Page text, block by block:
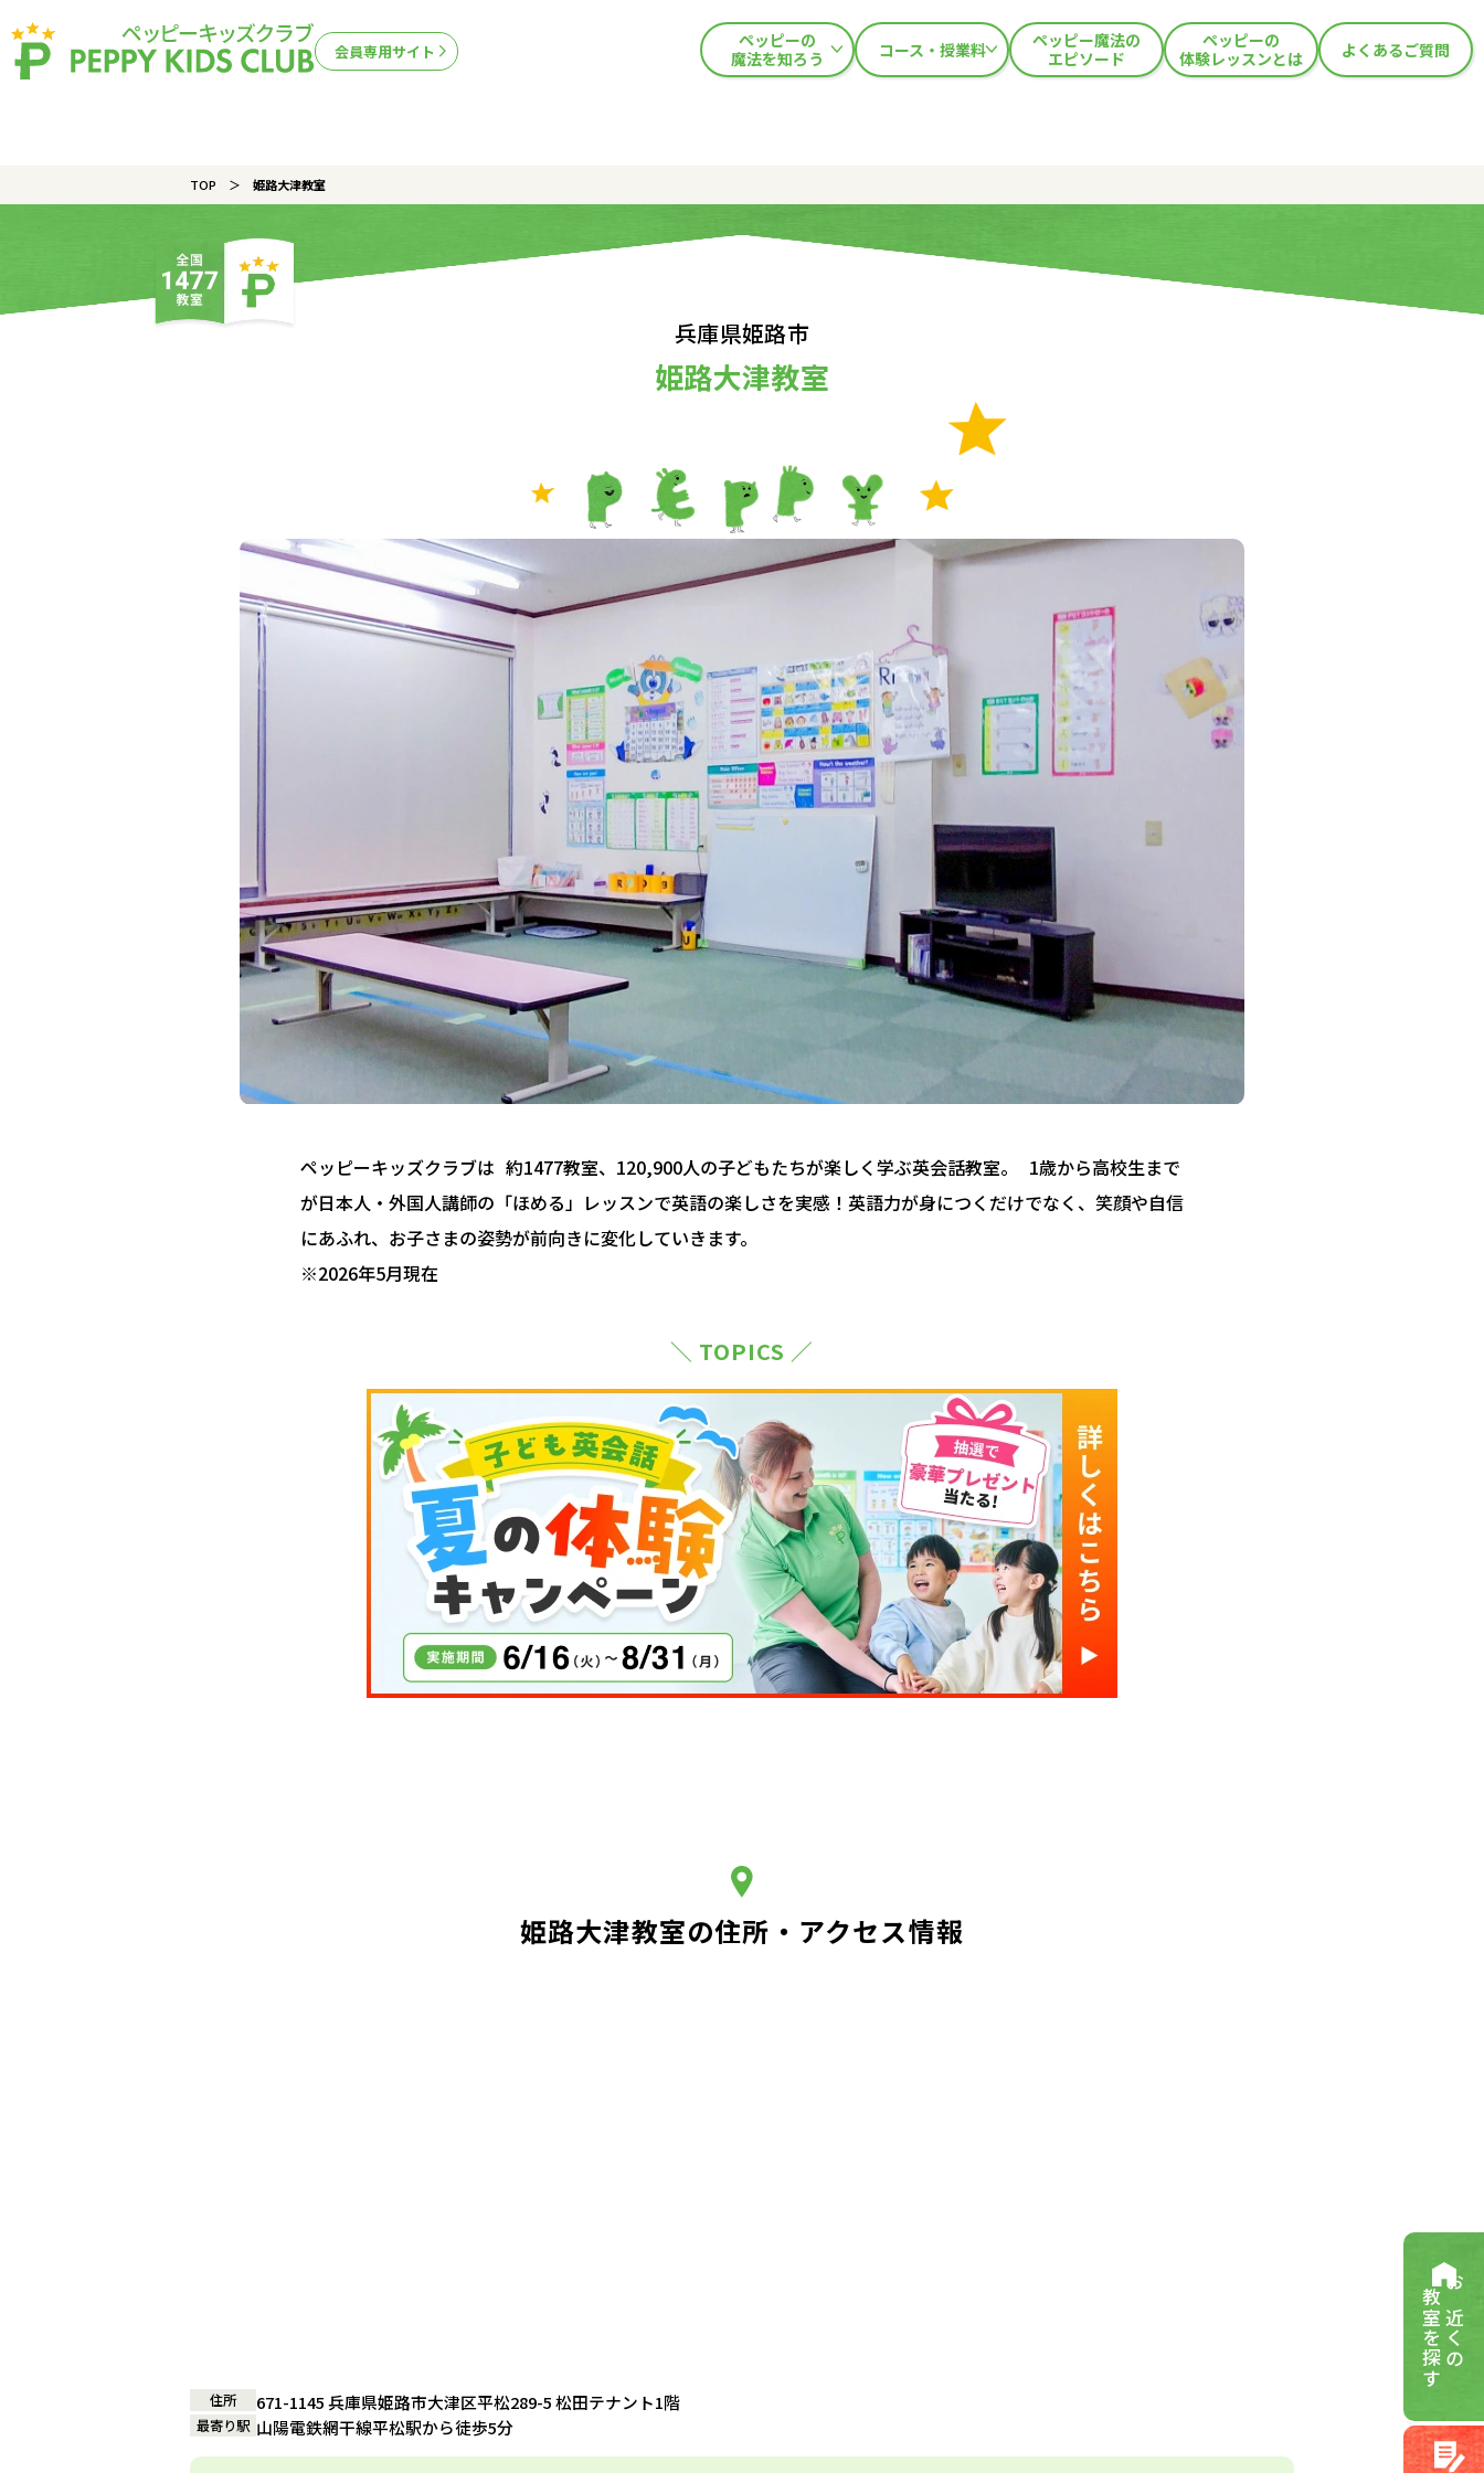
会員専用サイト
ペッピーの
魔法を知ろう
コース・授業料
ペッピー魔法の
エピソード
ペッピーの
体験レッスンとは
よくあるご質問
TOP 姫路大津教室
兵庫県姫路市
姫路大津教室
ペッピーキッズクラブは 約1477教室、120,900人の子どもたちが楽しく学ぶ英会話教室。 1歳から高校生まで
が日本人・外国人講師の「ほめる」レッスンで英語の楽しさを実感！英語力が身につくだけでなく、笑顔や自信
にあふれ、お子さまの姿勢が前向きに変化していきます。
※2026年5月現在
＼ TOPICS ／
姫路大津教室の住所・アクセス情報
住所 671-1145 兵庫県姫路市大津区平松289-5 松田テナント1階
最寄り駅 山陽電鉄網干線平松駅から徒歩5分
お近くの
教室を探す